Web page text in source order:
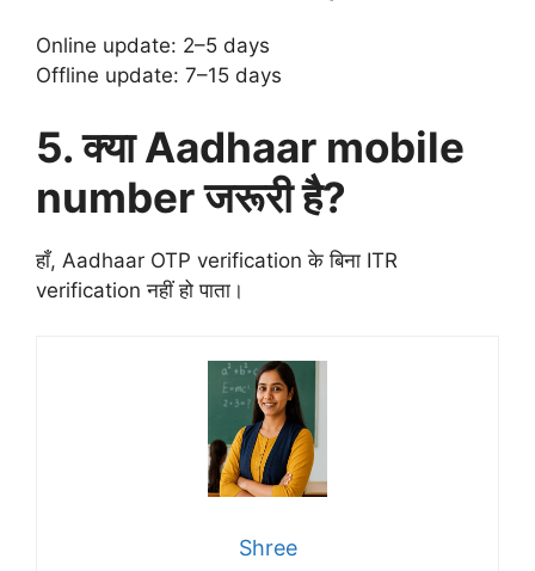
Online update: 2–5 days
Offline update: 7–15 days
5. क्या Aadhaar mobile
number जरूरी है?
हाँ, Aadhaar OTP verification के बिना ITR
verification नहीं हो पाता।
Shree